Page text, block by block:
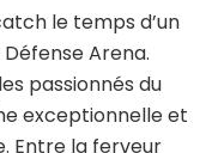
in
Guide
de
diffusion,
le temps d’un
Arena.
passionnés du
exceptionnelle et
Entre la ferveur